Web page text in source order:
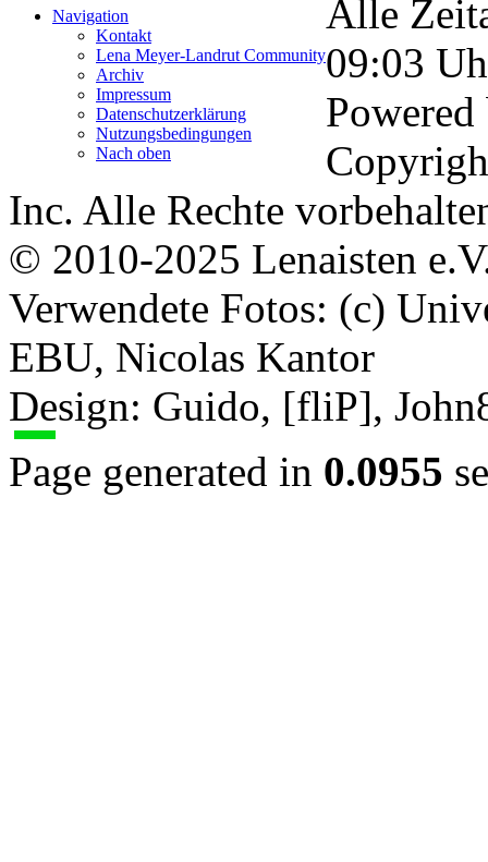
Navigation
Kontakt
Lena Meyer-Landrut Community
Archiv
Impressum
Datenschutzerklärung
Nutzungsbedingungen
Nach oben
Alle
09:03
Inc. Alle Rechte
© 2010-2025 Lenaisten
Verwendete Fotos: (c)
EBU, Nicolas Kantor
Design: Guido, [fliP],
Page generated in 0.0955